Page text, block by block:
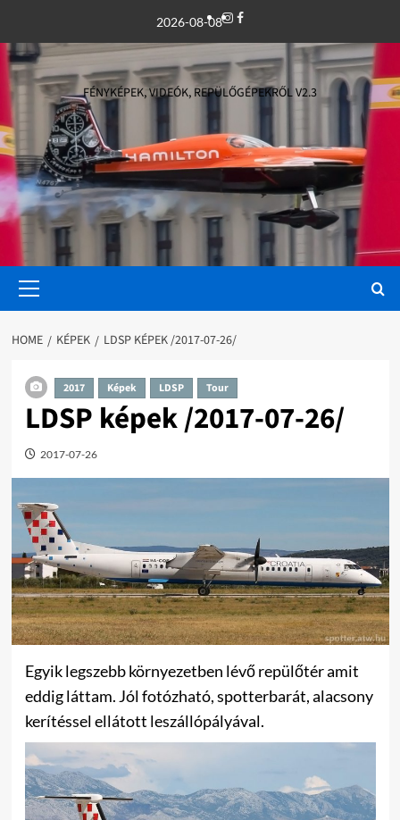
content
2026-08-08Instagram
Facebook
FÉNYKÉPEK, VIDEÓK, REPÜLŐGÉPEKRŐL V2.3
Menu
HOME KÉPEK LDSP KÉPEK /2017-07-26/
2017 Képek LDSP Tour
LDSP képek /2017-07-26/
2017-07-26
Egyik legszebb környezetben lévő repülőtér amit
eddig láttam. Jól fotózható, spotterbarát, alacsony
kerítéssel ellátott leszállópályával.